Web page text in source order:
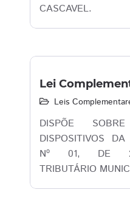
CASCAVEL.
Lei
Leis
DISPÕE
DISPOSITIVOS
Nº 01, DE
TRIBUTÁRIO